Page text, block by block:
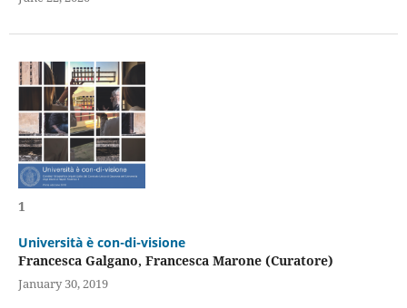
1
Università è con-di-visione
Francesca Galgano, Francesca Marone (Curatore)
January 30, 2019